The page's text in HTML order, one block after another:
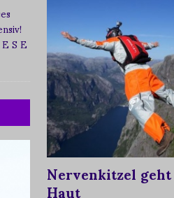
S E
Nervenkitzel